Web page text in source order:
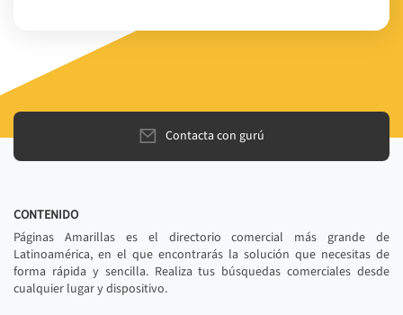
Contacta con gurú
CONTENIDO
Páginas Amarillas es el directorio comercial más grande de
Latinoamérica, en el que encontrarás la solución que necesitas de
forma rápida y sencilla. Realiza tus búsquedas comerciales desde
cualquier lugar y dispositivo.